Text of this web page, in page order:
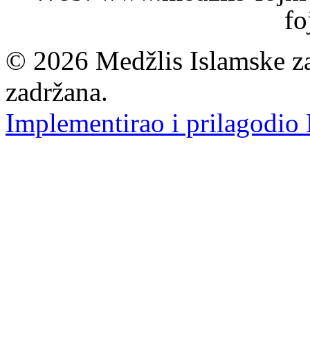
© 2026 Medžlis Islamske
zadržana.
Implementirao i prilagodio